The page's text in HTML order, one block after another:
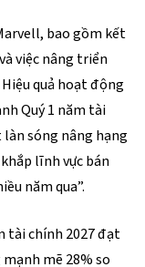
bao gồm kết
việc nâng triển
quả hoạt động
Quý 1 năm tài
làn sóng nâng hạng
lĩnh vực bán
năm qua”.
tài chính 2027 đạt
mẽ 28% so